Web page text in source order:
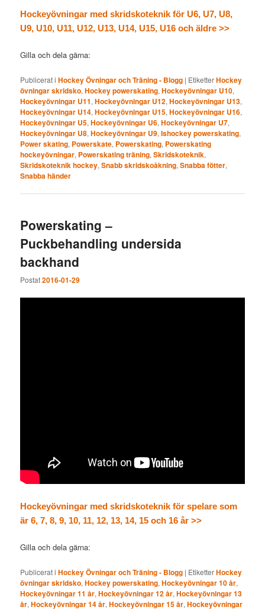
Hockeyövningar med skridskoteknik för U6, U7, U8,
U9, U10, U11, U12, U13, U14, U15, U16 och äldre >>
Gilla och dela gärna:
Publicerat i Hockey Övningar och Träning - Blogg | EtiketterHockey
övningar skridsko,Hockey powerskating,Hockeyövningar U10,
Hockeyövningar U11,Hockeyövningar U12,Hockeyövningar U13,
Hockeyövningar U14,Hockeyövningar U15,Hockeyövningar U16,
Hockeyövningar U5,Hockeyövningar U6,Hockeyövningar U7,
Hockeyövningar U8,Hockeyövningar U9,Ishockey powerskating,
Power skating, Powerskate, Powerskating, Powerskating
hockeyövningar, Powerskating träning,Skridskoteknik,
Skridskoteknik hockey,Snabb skridskoåkning,Snabba fötter,
Snabba händer
Powerskating –
Puckbehandling undersida
backhand
Postat2016-01-29
Hockeyövningar med skridskoteknik för spelare som
är 6, 7, 8, 9, 10, 11, 12, 13, 14, 15 och 16 år >>
Gilla och dela gärna:
Publicerat i Hockey Övningar och Träning - Blogg | EtiketterHockey
övningar skridsko,Hockey powerskating,Hockeyövningar 10 år,
Hockeyövningar 11 år,Hockeyövningar 12 år,Hockeyövningar 13
år,Hockeyövningar 14 år,Hockeyövningar 15 år,Hockeyövningar